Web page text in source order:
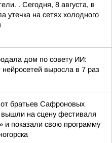
. Сегодня, 8 августа, в
утечка на сетях холодного
дом по совету ИИ:
нейросетей выросла в 7 раз
братьев Сафроновых
на сцену фестиваля
и показали свою программу